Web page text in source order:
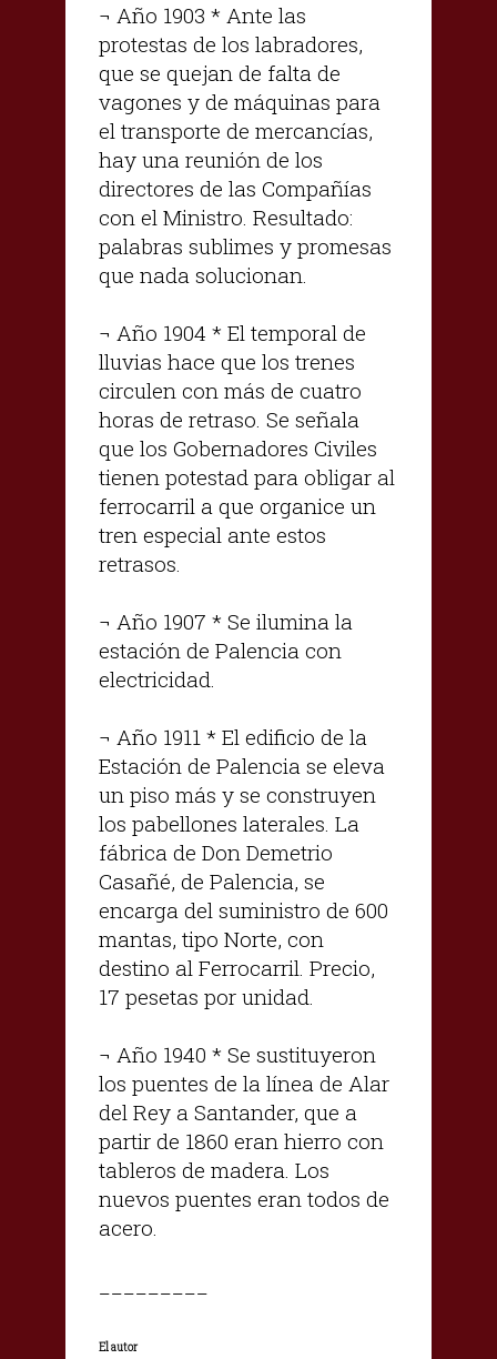
¬ Año 1903 * Ante las
protestas de los labradores,
que se quejan de falta de
vagones y de máquinas para
el transporte de mercancías,
hay una reunión de los
directores de las Compañías
con el Ministro. Resultado:
palabras sublimes y promesas
que nada solucionan.
¬ Año 1904 * El temporal de
lluvias hace que los trenes
circulen con más de cuatro
horas de retraso. Se señala
que los Gobernadores Civiles
tienen potestad para obligar al
ferrocarril a que organice un
tren especial ante estos
retrasos.
¬ Año 1907 * Se ilumina la
estación de Palencia con
electricidad.
¬ Año 1911 * El edificio de la
Estación de Palencia se eleva
un piso más y se construyen
los pabellones laterales. La
fábrica de Don Demetrio
Casañé, de Palencia, se
encarga del suministro de 600
mantas, tipo Norte, con
destino al Ferrocarril. Precio,
17 pesetas por unidad.
¬ Año 1940 * Se sustituyeron
los puentes de la línea de Alar
del Rey a Santander, que a
partir de 1860 eran hierro con
tableros de madera. Los
nuevos puentes eran todos de
acero.
El autor